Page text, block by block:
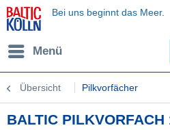
Bei uns beginnt das Meer.
Menü
Übersicht Pilkvorfächer
BALTIC